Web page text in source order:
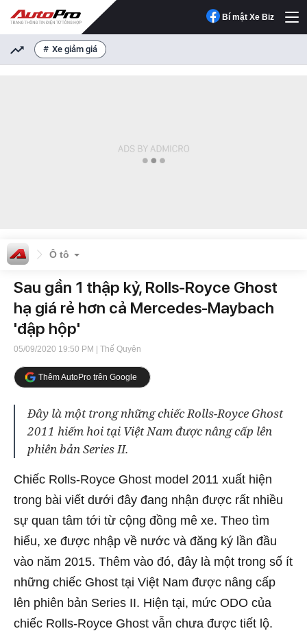
Bí mật Xe Biz
Xe giảm giá
Ô tô
Sau gần 1 thập kỷ, Rolls-Royce Ghost
hạ giá rẻ hơn cả Mercedes-Maybach
'đập hộp'
05/09/2020 19:50 PM | Thế Quyên
Thêm AutoPro trên Google
Đây là một trong những chiếc Rolls-Royce Ghost
2011 hiếm hoi tại Việt Nam được nâng cấp lên
phiên bản Series II.
Chiếc Rolls-Royce Ghost model 2011 xuất hiện
trong bài viết dưới đây đang nhận được rất nhiều
sự quan tâm tới từ cộng đồng mê xe. Theo tìm
hiểu, xe được nhập về nước và đăng ký lần đầu
vào năm 2015. Thêm vào đó, đây là một trong số ít
những chiếc Ghost tại Việt Nam được nâng cấp
lên phiên bản Series II. Hiện tại, mức ODO của
chiếc Rolls-Royce Ghost vẫn chưa được tiết lộ.